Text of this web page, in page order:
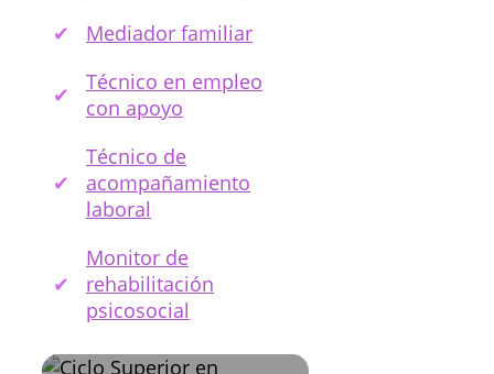
Mediador familiar
Técnico en empleo
con apoyo
Técnico de
acompañamiento
laboral
Monitor de
rehabilitación
psicosocial